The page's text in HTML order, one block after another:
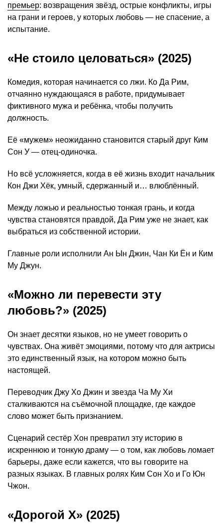
премьер: возвращения звёзд, острые конфликты, игры
на грани и героев, у которых любовь — не спасение, а
испытание.
«Не стоило целоваться» (2025)
Комедия, которая начинается со лжи. Ко Да Рим,
отчаянно нуждающаяся в работе, придумывает
фиктивного мужа и ребёнка, чтобы получить
должность.
Её «мужем» неожиданно становится старый друг Ким
Сон У — отец-одиночка.
Но всё усложняется, когда в её жизнь входит начальник
Кон Джи Хёк, умный, сдержанный и… влюблённый.
Между ложью и реальностью тонкая грань, и когда
чувства становятся правдой, Да Рим уже не знает, как
выбраться из собственной истории.
Главные роли исполнили Ан Ын Джин, Чан Ки Ён и Ким
Му Джун.
«Можно ли перевести эту
любовь?» (2025)
Он знает десятки языков, но не умеет говорить о
чувствах. Она живёт эмоциями, потому что для актрисы
это единственный язык, на котором можно быть
настоящей.
Переводчик Джу Хо Джин и звезда Ча Му Хи
сталкиваются на съёмочной площадке, где каждое
слово может быть признанием.
Сценарий сестёр Хон превратил эту историю в
искреннюю и тонкую драму — о том, как любовь ломает
барьеры, даже если кажется, что вы говорите на
разных языках. В главных ролях Ким Сон Хо и Го Юн
Чжон.
«Дорогой Х» (2025)